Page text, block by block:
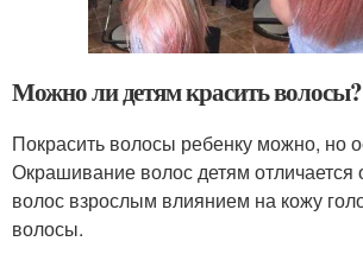
Можно ли детям красить волосы?
Покрасить волосы ребенку можно, но
Окрашивание волос детям отличается
волос взрослым влиянием на кожу
волосы.